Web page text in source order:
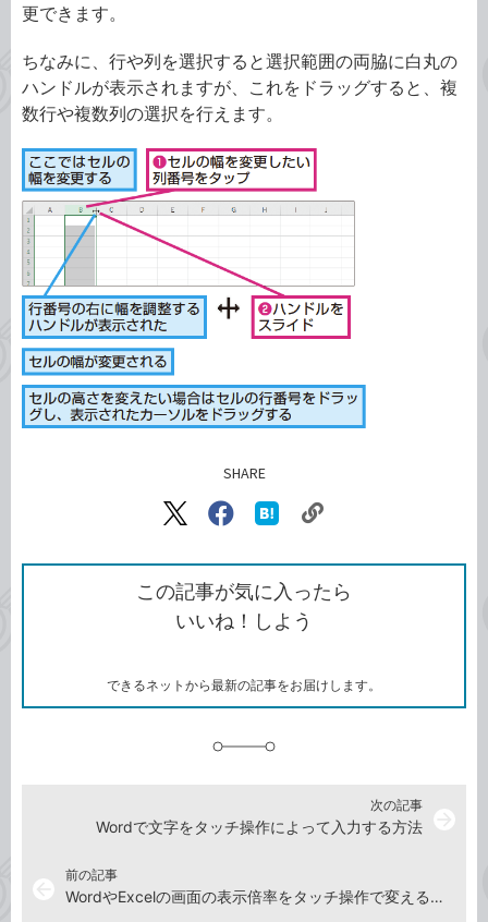
更できます。
ちなみに、行や列を選択すると選択範囲の両脇に白丸の
ハンドルが表示されますが、これをドラッグすると、複
数行や複数列の選択を行えます。
SHARE
X（旧
で
シ
ェ
ア
Facebook
シ
ェ
ア
な
ブ
ッ
ク
ク
ク
を
コ
この記事が気に入ったら
いいね！しよう
できるネットから最新の記事をお届けします。
前の記事
WordやExcelの画面の表示倍率をタッチ操作で変える方法
次の記事
Wordで文字をタッチ操作によって入力する方法